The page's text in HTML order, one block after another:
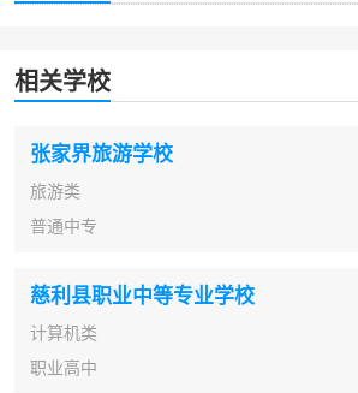
相关学校
张家界旅游学校
旅游类
普通中专
慈利县职业中等专业学校
计算机类
职业高中